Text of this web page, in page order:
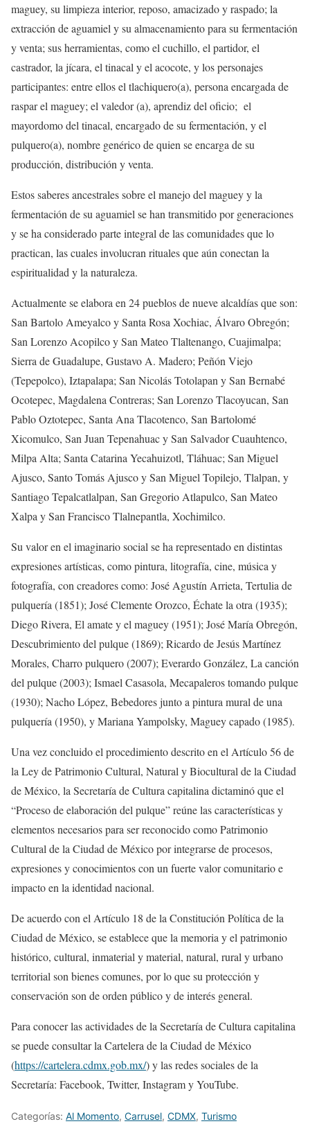
maguey, su limpieza interior, reposo, amacizado y raspado; la
extracción de aguamiel y su almacenamiento para su fermentación
y venta; sus herramientas, como el cuchillo, el partidor, el
castrador, la jícara, el tinacal y el acocote, y los personajes
participantes: entre ellos el tlachiquero(a), persona encargada de
raspar el maguey; el valedor (a), aprendiz del oficio; el
mayordomo del tinacal, encargado de su fermentación, y el
pulquero(a), nombre genérico de quien se encarga de su
producción, distribución y venta.
Estos saberes ancestrales sobre el manejo del maguey y la
fermentación de su aguamiel se han transmitido por generaciones
y se ha considerado parte integral de las comunidades que lo
practican, las cuales involucran rituales que aún conectan la
espiritualidad y la naturaleza.
Actualmente se elabora en 24 pueblos de nueve alcaldías que son:
San Bartolo Ameyalco y Santa Rosa Xochiac, Álvaro Obregón;
San Lorenzo Acopilco y San Mateo Tlaltenango, Cuajimalpa;
Sierra de Guadalupe, Gustavo A. Madero; Peñón Viejo
(Tepepolco), Iztapalapa; San Nicolás Totolapan y San Bernabé
Ocotepec, Magdalena Contreras; San Lorenzo Tlacoyucan, San
Pablo Oztotepec, Santa Ana Tlacotenco, San Bartolomé
Xicomulco, San Juan Tepenahuac y San Salvador Cuauhtenco,
Milpa Alta; Santa Catarina Yecahuizotl, Tláhuac; San Miguel
Ajusco, Santo Tomás Ajusco y San Miguel Topilejo, Tlalpan, y
Santiago Tepalcatlalpan, San Gregorio Atlapulco, San Mateo
Xalpa y San Francisco Tlalnepantla, Xochimilco.
Su valor en el imaginario social se ha representado en distintas
expresiones artísticas, como pintura, litografía, cine, música y
fotografía, con creadores como: José Agustín Arrieta, Tertulia de
pulquería (1851); José Clemente Orozco, Échate la otra (1935);
Diego Rivera, El amate y el maguey (1951); José María Obregón,
Descubrimiento del pulque (1869); Ricardo de Jesús Martínez
Morales, Charro pulquero (2007); Everardo González, La canción
del pulque (2003); Ismael Casasola, Mecapaleros tomando pulque
(1930); Nacho López, Bebedores junto a pintura mural de una
pulquería (1950), y Mariana Yampolsky, Maguey capado (1985).
Una vez concluido el procedimiento descrito en el Artículo 56 de
la Ley de Patrimonio Cultural, Natural y Biocultural de la Ciudad
de México, la Secretaría de Cultura capitalina dictaminó que el
“Proceso de elaboración del pulque” reúne las características y
elementos necesarios para ser reconocido como Patrimonio
Cultural de la Ciudad de México por integrarse de procesos,
expresiones y conocimientos con un fuerte valor comunitario e
impacto en la identidad nacional.
De acuerdo con el Artículo 18 de la Constitución Política de la
Ciudad de México, se establece que la memoria y el patrimonio
histórico, cultural, inmaterial y material, natural, rural y urbano
territorial son bienes comunes, por lo que su protección y
conservación son de orden público y de interés general.
Para conocer las actividades de la Secretaría de Cultura capitalina
se puede consultar la Cartelera de la Ciudad de México
(https://cartelera.cdmx.gob.mx/) y las redes sociales de la
Secretaría: Facebook, Twitter, Instagram y YouTube.
Categorías: Al Momento, Carrusel, CDMX, Turismo